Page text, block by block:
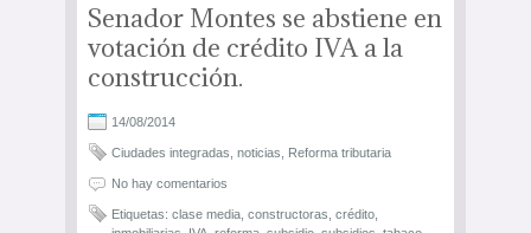
Senador Montes se abstiene en
votación de crédito IVA a la
construcción.
14/08/2014
Ciudades integradas noticias Reforma tributaria
No hay comentarios
Etiquetas: clase media constructoras crédito